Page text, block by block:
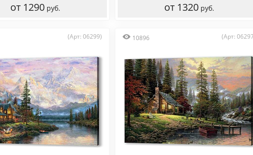
от 1290 руб. от 1320 руб.
(Арт: 06299) 10896 (Арт: